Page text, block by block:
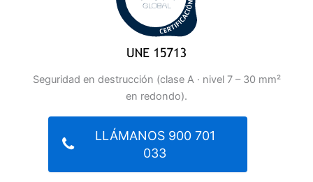
Seguridad en destrucción (clase A · nivel 7 – 30 mm²
en redondo).
LLÁMANOS 900 701
033